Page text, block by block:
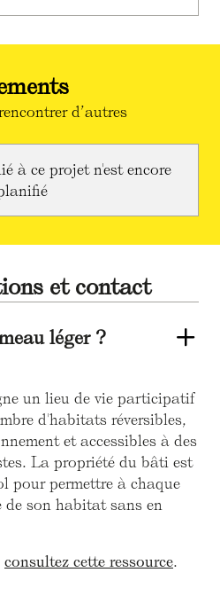
d’autres
à ce projet n'est encore
et contact
léger ?
un lieu de vie participatif
d'habitats réversibles,
et accessibles à des
La propriété du bâti est
pour permettre à chaque
de son habitat sans en
consultez cette ressource.